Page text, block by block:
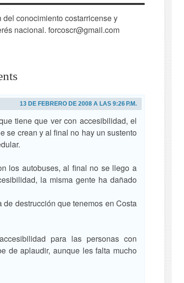
conocimiento costarricense y
nacional. forcoscr@gmail.com
13 DE FEBRERO DE 2008 A LAS 9:26 P.M.
tiene que ver con accesibilidad, el
se crean y al final no hay un sustento
los autobuses, al final no se llego a
la misma gente ha dañado
destrucción que tenemos en Costa
para las personas con
de aplaudir, aunque les falta mucho